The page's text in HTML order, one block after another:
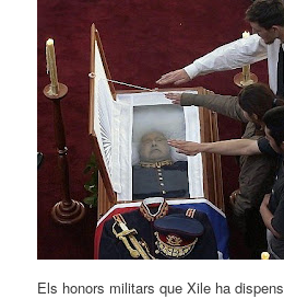
Els honors militars que Xile ha